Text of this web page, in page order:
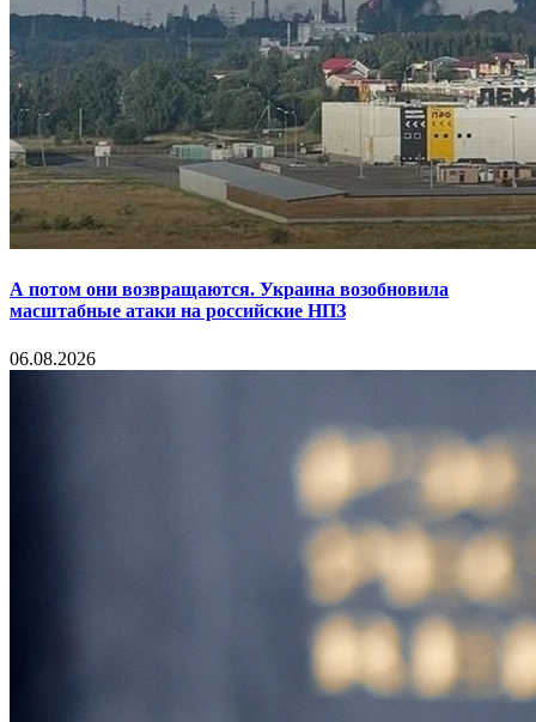
А потом они возвращаются. Украина возобновила
масштабные атаки на российские НПЗ
06.08.2026